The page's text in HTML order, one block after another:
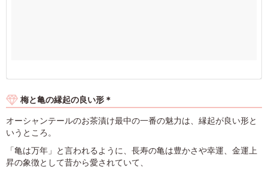
梅と亀の縁起の良い形＊
オーシャンテールのお茶漬け最中の一番の魅力は、縁起が良い形と
いうところ。
「亀は万年」と言われるように、長寿の亀は豊かさや幸運、金運上
昇の象徴として昔から愛されていて、